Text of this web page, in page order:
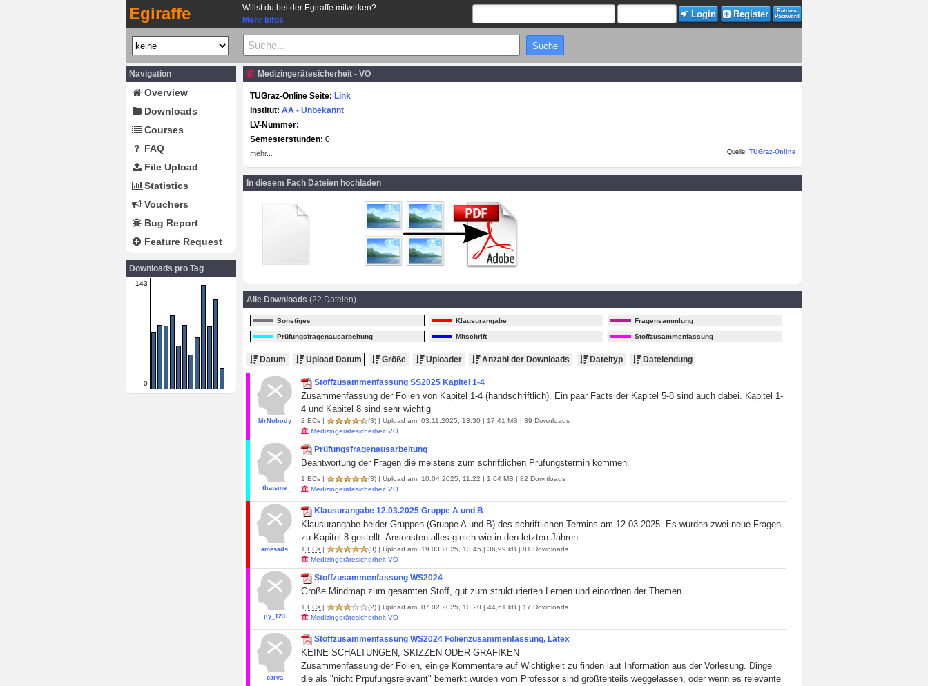
Egiraffe
Willst du bei der Egiraffe mitwirken?
Mehr Infos
Login Register
Retrieve
Password
Navigation
Overview
Downloads
Courses
FAQ
File Upload
Statistics
Vouchers
Bug Report
Feature Request
Downloads pro Tag
143
0
Medizingerätesicherheit - VO
TUGraz-Online Seite: Link
Institut: AA - Unbekannt
LV-Nummer:
Semesterstunden: 0
mehr... Quelle: TUGraz-Online
In diesem Fach Dateien hochladen
Alle Downloads (22 Dateien)
Sonstiges Klausurangabe Fragensammlung
Prüfungsfragenausarbeitung Mitschrift Stoffzusammenfassung
Datum Upload Datum Größe Uploader Anzahl der Downloads Dateityp Dateiendung
MrNobody
Stoffzusammenfassung SS2025 Kapitel 1-4
Zusammenfassung der Folien von Kapitel 1-4 (handschriftlich). Ein paar Facts der Kapitel 5-8 sind auch dabei. Kapitel 1-
4 und Kapitel 8 sind sehr wichtig
2 ECs | (3) | Upload am: 03.11.2025, 13:30 | 17,41 MB | 39 Downloads
Medizingerätesicherheit VO
thatsme
Prüfungsfragenausarbeitung
Beantwortung der Fragen die meistens zum schriftlichen Prüfungstermin kommen.
1 ECs | (3) | Upload am: 10.04.2025, 11:22 | 1,04 MB | 82 Downloads
Medizingerätesicherheit VO
amesads
Klausurangabe 12.03.2025 Gruppe A und B
Klausurangabe beider Gruppen (Gruppe A und B) des schriftlichen Termins am 12.03.2025. Es wurden zwei neue Fragen
zu Kapitel 8 gestellt. Ansonsten alles gleich wie in den letzten Jahren.
1 ECs | (3) | Upload am: 19.03.2025, 13:45 | 36,99 kB | 81 Downloads
Medizingerätesicherheit VO
jly_123
Stoffzusammenfassung WS2024
Große Mindmap zum gesamten Stoff, gut zum strukturierten Lernen und einordnen der Themen
1 ECs | (2) | Upload am: 07.02.2025, 10:20 | 44,61 kB | 17 Downloads
Medizingerätesicherheit VO
carva
Stoffzusammenfassung WS2024 Folienzusammenfassung, Latex
KEINE SCHALTUNGEN, SKIZZEN ODER GRAFIKEN
Zusammenfassung der Folien, einige Kommentare auf Wichtigkeit zu finden laut Information aus der Vorlesung. Dinge
die als "nicht Prpüfungsrelevant" bemerkt wurden vom Professor sind größtenteils weggelassen, oder wenn es relevante